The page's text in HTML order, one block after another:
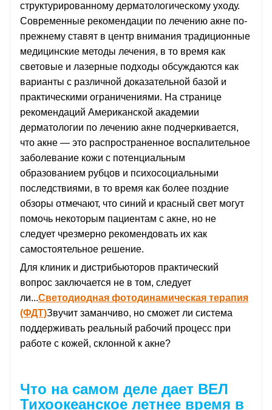
структурированному дерматологическому уходу.
Современные рекомендации по лечению акне по-
прежнему ставят в центр внимания традиционные
медицинские методы лечения, в то время как
световые и лазерные подходы обсуждаются как
варианты с различной доказательной базой и
практическими ограничениями. На странице
рекомендаций Американской академии
дерматологии по лечению акне подчеркивается,
что акне — это распространенное воспалительное
заболевание кожи с потенциальным
образованием рубцов и психосоциальными
последствиями, в то время как более поздние
обзоры отмечают, что синий и красный свет могут
помочь некоторым пациентам с акне, но не
следует чрезмерно рекомендовать их как
самостоятельное решение.
Для клиник и дистрибьюторов практический
вопрос заключается не в том, следует
ли...Светодиодная фотодинамическая терапия
(ФДТ)Звучит заманчиво, но сможет ли система
поддерживать реальный рабочий процесс при
работе с кожей, склонной к акне?
Что на самом деле дает ВЕЛ
Тихоокеанское летнее время в